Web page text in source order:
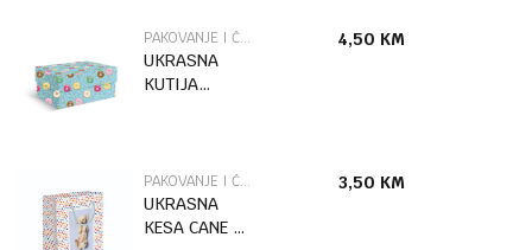
PAKOVANJE I ČESTITKE
UKRASNA
KUTIJA
4,50 KM
PAKOVANJE I ČESTITKE
UKRASNA
KESA CANE L
3,50 KM